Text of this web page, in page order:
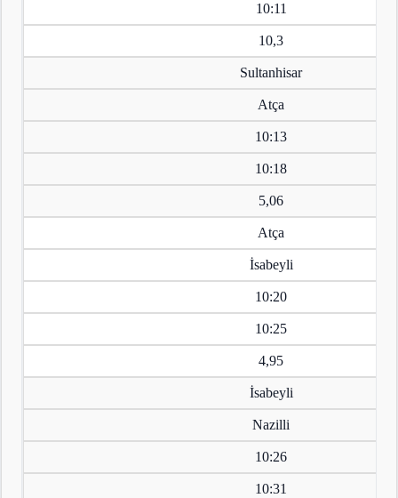
10:11
10,3
Sultanhisar
Atça
10:13
10:18
5,06
Atça
İsabeyli
10:20
10:25
4,95
İsabeyli
Nazilli
10:26
10:31